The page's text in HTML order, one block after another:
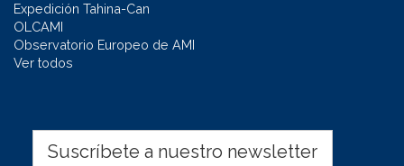
Expedición Tahina-Can
OLCAMI
Observatorio Europeo de AMI
Ver todos
Suscríbete a nuestro newsletter